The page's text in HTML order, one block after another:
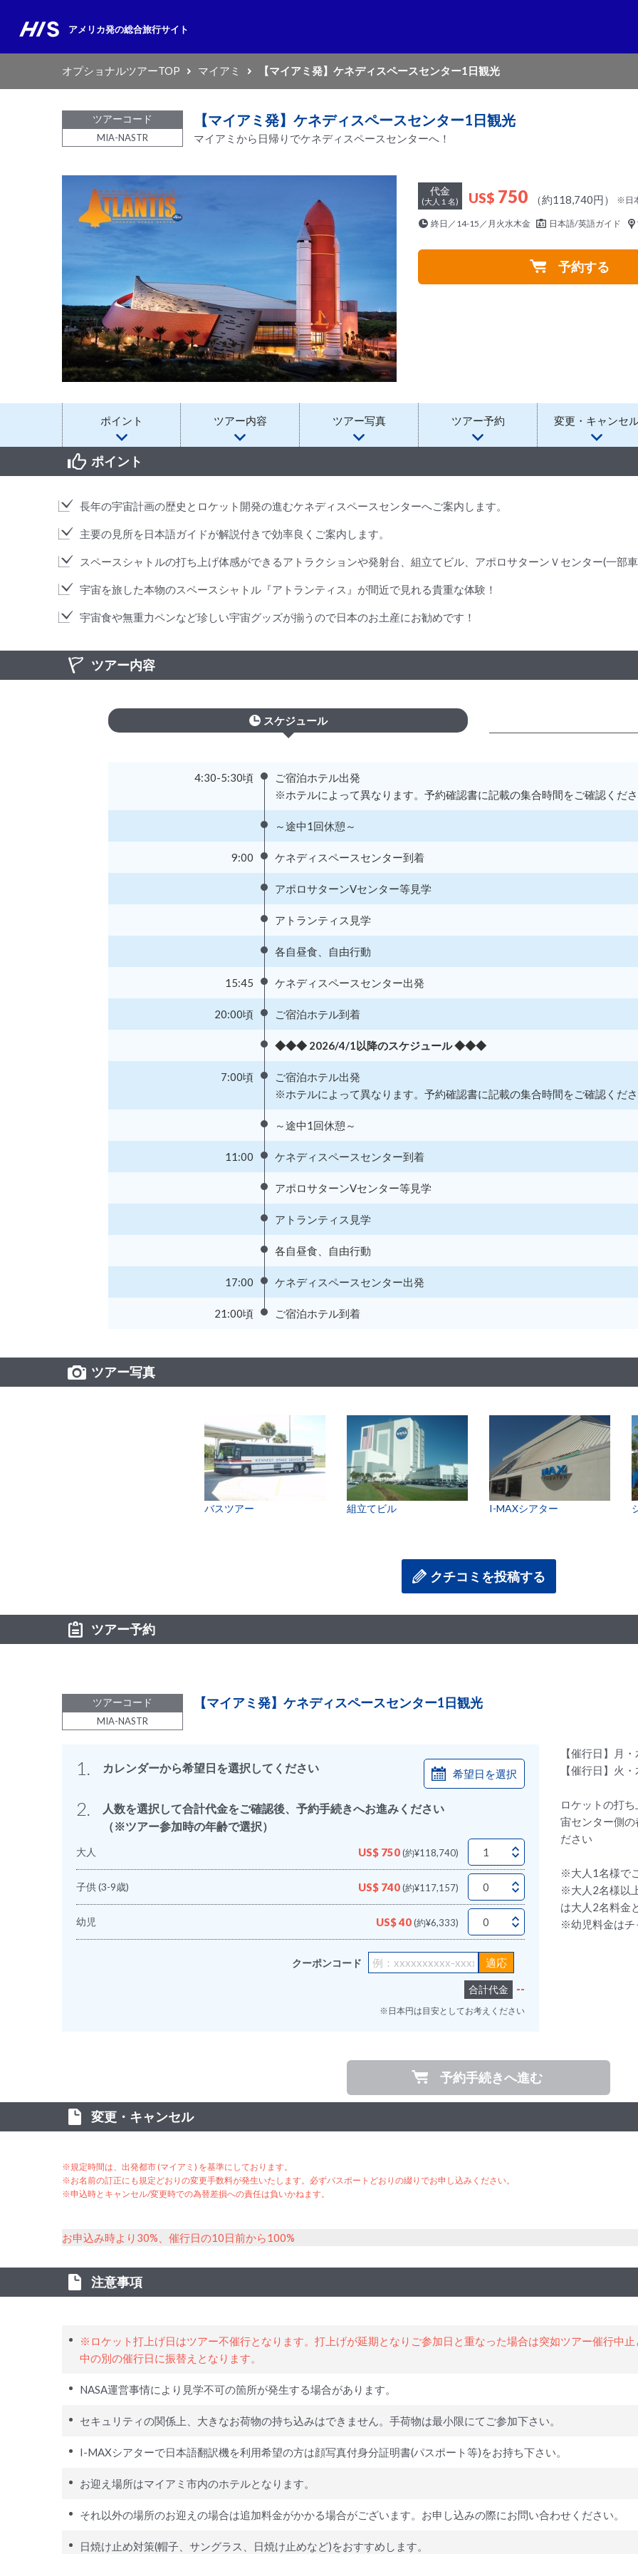
アメリカ発の総合旅行サイト
オプショナルツアーTOP マイアミ 【マイアミ発】ケネディスペースセンター1日観光
ツアーコード
MIA-NASTR
【マイアミ発】ケネディスペースセンター1日観光
マイアミから日帰りでケネディスペースセンターへ！
代金
(大人１名) US$ 750 （約118,740円） ※日
終日／14-15／月火水木金 日本語/英語ガイド
予約する
ポイント ツアー内容 ツアー写真 ツアー予約 変更・キャンセ
ポイント
長年の宇宙計画の歴史とロケット開発の進むケネディスペースセンターへご案内します。
主要の見所を日本語ガイドが解説付きで効率良くご案内します。
スペースシャトルの打ち上げ体感ができるアトラクションや発射台、組立てビル、アポロサターンＶセンター(一部
宇宙を旅した本物のスペースシャトル『アトランティス』が間近で見れる貴重な体験！
宇宙食や無重力ペンなど珍しい宇宙グッズが揃うので日本のお土産にお勧めです！
ツアー内容
スケジュール
4:30-5:30頃
ご宿泊ホテル出発
※ホテルによって異なります。予約確認書に記載の集合時間をご確認くだ
～途中1回休憩～
9:00 ケネディスペースセンター到着
アポロサターンVセンター等見学
アトランティス見学
各自昼食、自由行動
15:45 ケネディスペースセンター出発
20:00頃 ご宿泊ホテル到着
◆◆◆ 2026/4/1以降のスケジュール ◆◆◆
7:00頃
ご宿泊ホテル出発
※ホテルによって異なります。予約確認書に記載の集合時間をご確認くだ
～途中1回休憩～
11:00 ケネディスペースセンター到着
アポロサターンVセンター等見学
アトランティス見学
各自昼食、自由行動
17:00 ケネディスペースセンター出発
21:00頃 ご宿泊ホテル到着
ツアー写真
バスツアー 組立てビル I-MAXシアター
クチコミを投稿する
ツアー予約
ツアーコード
MIA-NASTR
【マイアミ発】ケネディスペースセンター1日観光
1. カレンダーから希望日を選択してください 希望日を選択
2.
人数を選択して合計代金をご確認後、予約手続きへお進みください
（※ツアー参加時の年齢で選択）
大人 US$ 750(約¥118,740)
子供(3-9歳) US$ 740(約¥117,157)
幼児 US$ 40(約¥6,333)
クーポンコード
合計代金 --
※日本円は目安としてお考えください
【催行日】月
【催行日】火
ロケットの打
宙センター側
ださい
※大人1名様で
※大人2名様以
は大人2名料金
※幼児料金はチ
予約手続きへ進む
変更・キャンセル
※規定時間は、出発都市 (マイアミ) を基準にしております。
※お名前の訂正にも規定どおりの変更手数料が発生いたします。必ずパスポートどおりの綴りでお申し込みください。
※申込時とキャンセル/変更時での為替差損への責任は負いかねます。
お申込み時より30%、催行日の10日前から100%
注意事項
※ロケット打上げ日はツアー不催行となります。打上げが延期となりご参加日と重なった場合は突如ツアー催行中
中の別の催行日に振替えとなります。
NASA運営事情により見学不可の箇所が発生する場合があります。
セキュリティの関係上、大きなお荷物の持ち込みはできません。手荷物は最小限にてご参加下さい。
I-MAXシアターで日本語翻訳機を利用希望の方は顔写真付身分証明書(パスポート等)をお持ち下さい。
お迎え場所はマイアミ市内のホテルとなります。
それ以外の場所のお迎えの場合は追加料金がかかる場合がございます。お申し込みの際にお問い合わせください。
日焼け止め対策(帽子、サングラス、日焼け止めなど)をおすすめします。